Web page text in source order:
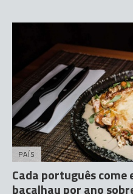
PAÍS
Cada português come
bacalhau por ano